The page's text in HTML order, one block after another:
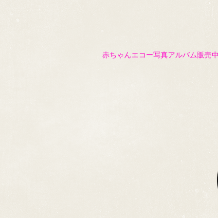
赤ちゃんエコー写真アルバム販売